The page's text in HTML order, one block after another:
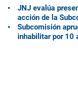
JNJ evalúa
acción de la
Subcomisión
inhabilitar por 10